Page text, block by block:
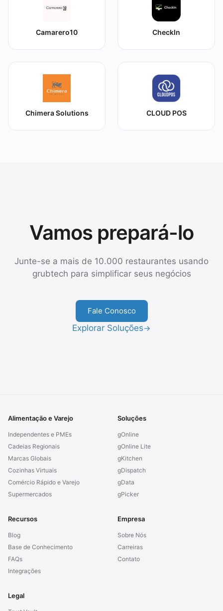
Camarero10 CheckIn
Chimera Solutions CLOUD POS
Vamos prepará-lo
Junte-se a mais de 10.000 restaurantes usando
grubtech para simplificar seus negócios
Fale Conosco
Explorar Soluções→
Alimentação e Varejo
Independentes e PMEs
Cadeias Regionais
Marcas Globais
Cozinhas Virtuais
Comércio Rápido e Varejo
Supermercados
Soluções
gOnline
gOnline Lite
gKitchen
gDispatch
gData
gPicker
Recursos
Blog
Base de Conhecimento
FAQs
Integrações
Empresa
Sobre Nós
Carreiras
Contato
Legal